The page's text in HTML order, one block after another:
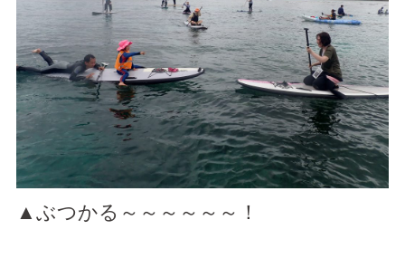
▲ぶつかる～～～～～～！